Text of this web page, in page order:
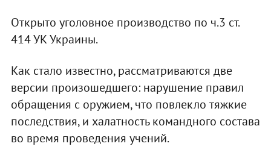
Открыто уголовное производство по ч.3 ст.
414 УК Украины.
Как стало известно, рассматриваются две
версии произошедшего: нарушение правил
обращения с оружием, что повлекло тяжкие
последствия, и халатность командного состава
во время проведения учений.